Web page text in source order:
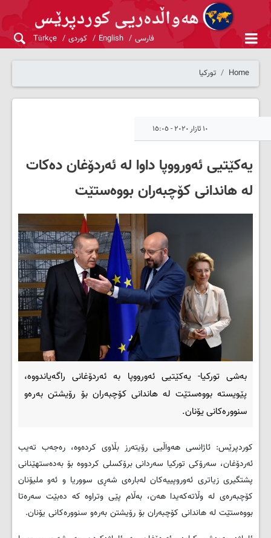
فارسی English کوردی Türkçe
Home تورکیا
١٠ ئازار ٢٠٢٠ - ١٥:٠٥
یەکێتیی ئەورووپا داوا لە ئەردۆغان دەکات
لە هاندانی کۆچبەران بووەستێت
بەشی تورکیا- یەکێتیی ئەورووپا بە ئەردۆغانی راگەیاندووە،
پێویستە بووەستێت لە هاندانی کۆچبەران بۆ رۆیشتن بەرەو
سنوورەکانی یۆنان.
کوردپرێس: ئاژانسی هەواڵیی رۆیتەرز بڵاوی کردەوە، رەجەب تەیب
ئەردۆغان، سەرۆکی تورکیا سەردانی برۆکسلی کردووە بۆ بەدەستهێنانی
پشتگیری زیاتری ئەوروپییەکان لەبارەی شەڕی سووریا و ئەو ملیۆنان
کۆچبەرەی لە وڵاتەکەیدا هەن، بەڵام پێی وتراوە کە دەبێت سەرەتا
بووەستێت لە هاندانی کۆچبەران بۆ رۆیشتن بەرەو سنوورەکانی یۆنان.